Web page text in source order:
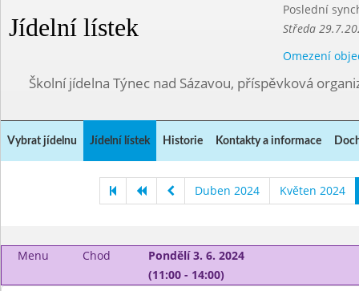
Jídelní lístek
Poslední
Středa
Omezení
Školní jídelna Týnec nad Sázavou, příspěvková
Vybrat jídelnu Jídelní lístek Historie Kontakty a informace
Duben 2024 Květen 2024
Menu Chod
Pondělí 3. 6. 2024
(11:00 - 14:00)